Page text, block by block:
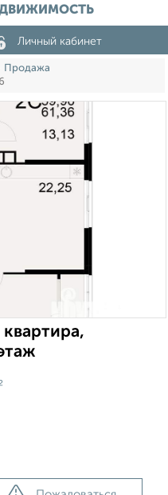
Личный кабинет
Продажа